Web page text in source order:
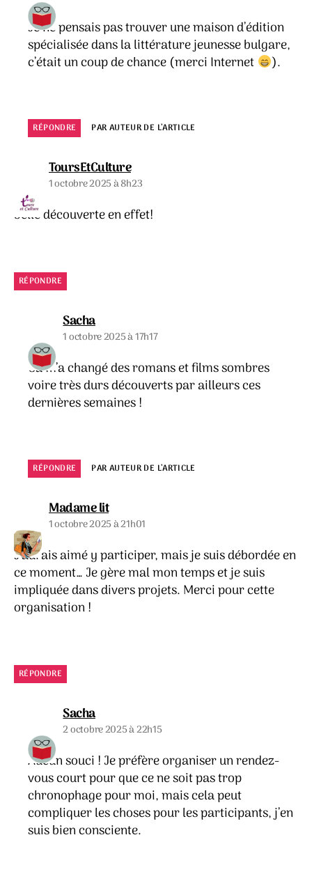
Je ne pensais pas trouver une maison d’édition
spécialisée dans la littérature jeunesse bulgare,
c’était un coup de chance (merci Internet
).
RÉPONDRE PAR AUTEUR DE L’ARTICLE
ToursEtCulturedit :
1 octobre 2025 à 8h23
belle découverte en effet!
RÉPONDRE
Sachadit :
1 octobre 2025 à 17h17
Ca m’a changé des romans et films sombres
voire très durs découverts par ailleurs ces
dernières semaines !
RÉPONDRE PAR AUTEUR DE L’ARTICLE
Madame litdit :
1 octobre 2025 à 21h01
J’aurais aimé y participer, mais je suis débordée en
ce moment… Je gère mal mon temps et je suis
impliquée dans divers projets. Merci pour cette
organisation !
RÉPONDRE
Sachadit :
2 octobre 2025 à 22h15
Aucun souci ! Je préfère organiser un rendez-
vous court pour que ce ne soit pas trop
chronophage pour moi, mais cela peut
compliquer les choses pour les participants, j’en
suis bien consciente.